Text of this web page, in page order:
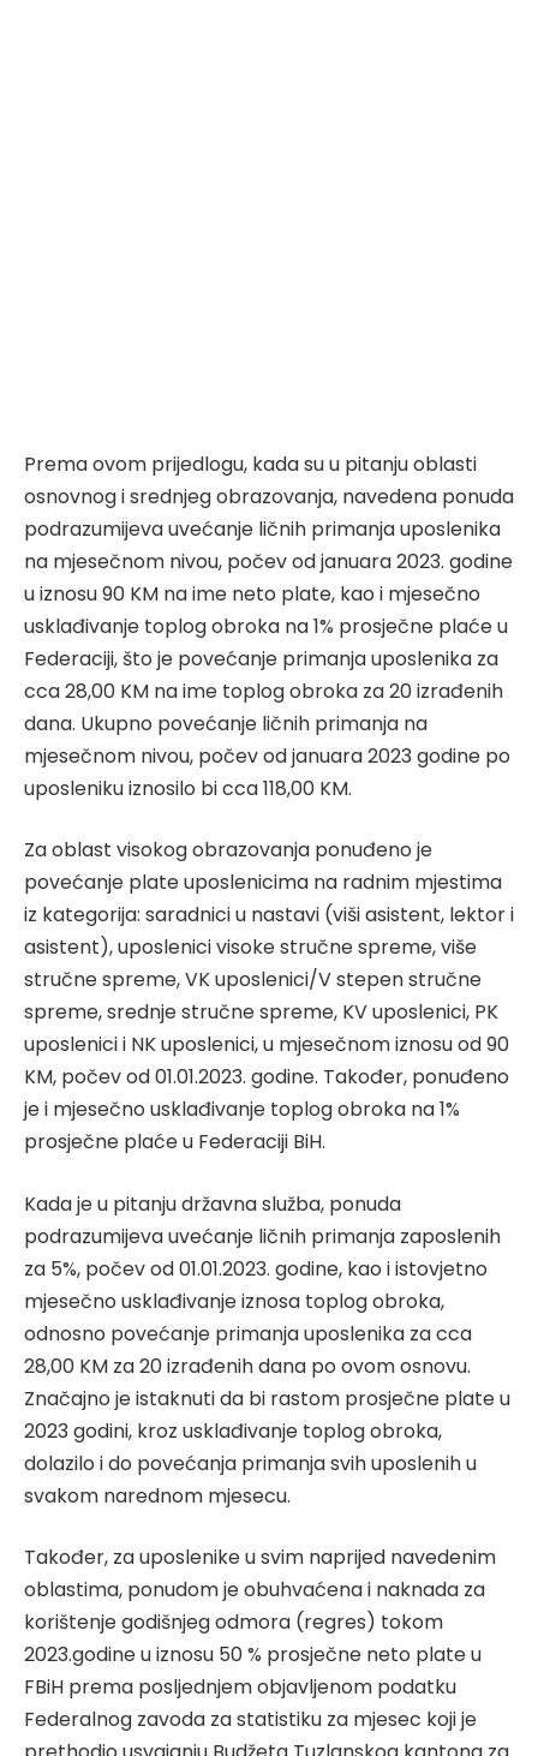
Prema ovom prijedlogu, kada su u pitanju oblasti
osnovnog i srednjeg obrazovanja, navedena ponuda
podrazumijeva uvećanje ličnih primanja uposlenika
na mjesečnom nivou, počev od januara 2023. godine
u iznosu 90 KM na ime neto plate, kao i mjesečno
usklađivanje toplog obroka na 1% prosječne plaće u
Federaciji, što je povećanje primanja uposlenika za
cca 28,00 KM na ime toplog obroka za 20 izrađenih
dana. Ukupno povećanje ličnih primanja na
mjesečnom nivou, počev od januara 2023 godine po
uposleniku iznosilo bi cca 118,00 KM.
Za oblast visokog obrazovanja ponuđeno je
povećanje plate uposlenicima na radnim mjestima
iz kategorija: saradnici u nastavi (viši asistent, lektor i
asistent), uposlenici visoke stručne spreme, više
stručne spreme, VK uposlenici/V stepen stručne
spreme, srednje stručne spreme, KV uposlenici, PK
uposlenici i NK uposlenici, u mjesečnom iznosu od 90
KM, počev od 01.01.2023. godine. Također, ponuđeno
je i mjesečno usklađivanje toplog obroka na 1%
prosječne plaće u Federaciji BiH.
Kada je u pitanju državna služba, ponuda
podrazumijeva uvećanje ličnih primanja zaposlenih
za 5%, počev od 01.01.2023. godine, kao i istovjetno
mjesečno usklađivanje iznosa toplog obroka,
odnosno povećanje primanja uposlenika za cca
28,00 KM za 20 izrađenih dana po ovom osnovu.
Značajno je istaknuti da bi rastom prosječne plate u
2023 godini, kroz usklađivanje toplog obroka,
dolazilo i do povećanja primanja svih uposlenih u
svakom narednom mjesecu.
Također, za uposlenike u svim naprijed navedenim
oblastima, ponudom je obuhvaćena i naknada za
korištenje godišnjeg odmora (regres) tokom
2023.godine u iznosu 50 % prosječne neto plate u
FBiH prema posljednjem objavljenom podatku
Federalnog zavoda za statistiku za mjesec koji je